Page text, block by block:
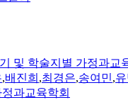
및 학술지별 가정과교
,배진희 ,최경은,송여민,
과교육학회